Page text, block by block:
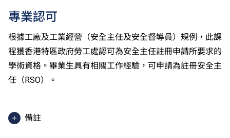
專業認可
根據工廠及工業經營（安全主任及安全督導員）規例，此課
程獲香港特區政府勞工處認可為安全主任註冊申請所要求的
學術資格。畢業生具有相關工作經驗，可申請為註冊安全主
任（RSO）。
備註